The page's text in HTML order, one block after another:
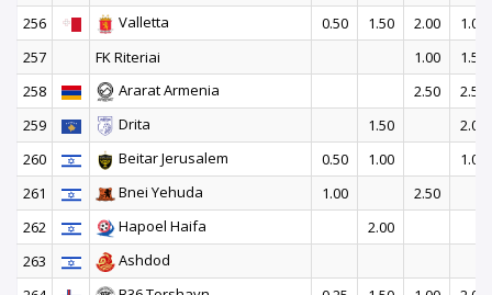
256
Valletta 0.50 1.50 2.00
1.00
257
FK Riteriai 1.00
1.50
258
Ararat Armenia 2.50
2.50
259
Drita 1.50
2.00
260
Beitar Jerusalem 0.50 1.00
1.00
261
Bnei Yehuda 1.00
2.50
262
Hapoel Haifa
2.00
263
Ashdod